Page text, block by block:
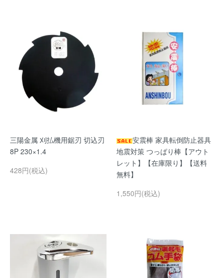
三陽金属 刈払機用鋸刃 切込刃
8P 230×1.4
428円(税込)
安震棒 家具転倒防止器具
地震対策 つっぱり棒【アウト
レット】【在庫限り】【送料
無料】
1,550円(税込)